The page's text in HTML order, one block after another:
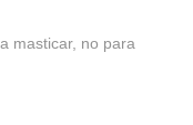
masticar, no para